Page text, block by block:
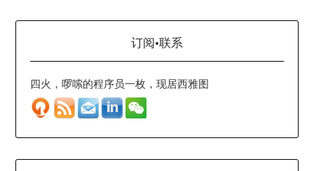
订阅·联系
四火，啰嗦的程序员一枚，现居西雅图